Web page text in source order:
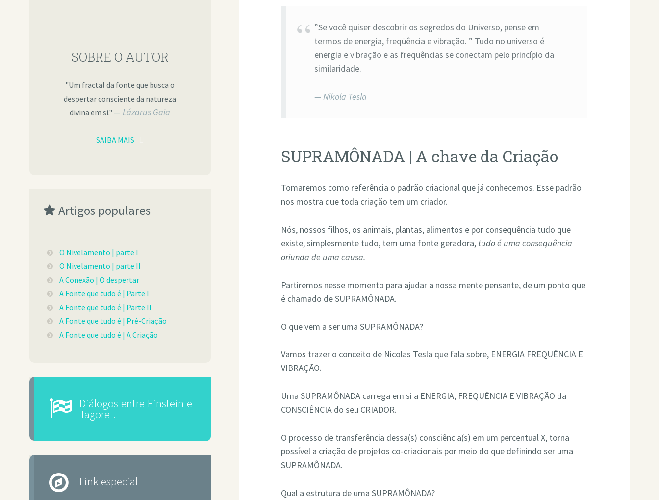
”Se você quiser descobrir os segredos do Universo, pense em
termos de energia, freqüência e vibração. ” Tudo no universo é
energia e vibração e as frequências se conectam pelo princípio da
similaridade.
Nikola Tesla
SUPRAMÔNADA | A chave da Criação
Tomaremos como referência o padrão criacional que já conhecemos. Esse padrão
nos mostra que toda criação tem um criador.
Nós, nossos filhos, os animais, plantas, alimentos e por consequência tudo que
existe, simplesmente tudo, tem uma fonte geradora, tudo é uma consequência
oriunda de uma causa.
Partiremos nesse momento para ajudar a nossa mente pensante, de um ponto que
é chamado de SUPRAMÔNADA.
O que vem a ser uma SUPRAMÔNADA?
Vamos trazer o conceito de Nicolas Tesla que fala sobre, ENERGIA FREQUÊNCIA E
VIBRAÇÃO.
Uma SUPRAMÔNADA carrega em si a ENERGIA, FREQUÊNCIA E VIBRAÇÃO da
CONSCIÊNCIA do seu CRIADOR.
O processo de transferência dessa(s) consciência(s) em um percentual X, torna
possível a criação de projetos co-criacionais por meio do que definindo ser uma
SUPRAMÔNADA.
Qual a estrutura de uma SUPRAMÔNADA?
SOBRE O AUTOR
"Um fractal da fonte que busca o
despertar consciente da natureza
divina em si."
Lázarus Gaia
SAIBA MAIS
Artigos populares
O Nivelamento | parte I
O Nivelamento | parte II
A Conexão | O despertar
A Fonte que tudo é | Parte I
A Fonte que tudo é | Parte II
A Fonte que tudo é | Pré-Criação
A Fonte que tudo é | A Criação
Diálogos entre Einstein e
Tagore .
Link especial